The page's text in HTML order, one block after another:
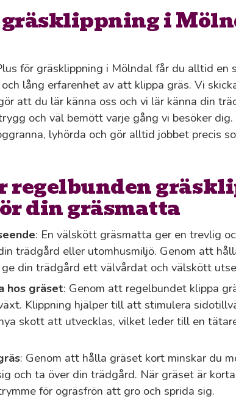
i
för gräsklippning i Mölndal får du alltid en
lång erfarenhet av att klippa gräs. Vi
att du lär känna oss och vi lär känna din
och väl bemött varje gång vi besöker
lyhörda och gör alltid jobbet precis
regelbunden
din gräsmatta
: En välskött gräsmatta ger en trevlig
trädgård eller utomhusmiljö. Genom att
din trädgård ett välvårdat och välskött
hos gräset: Genom att regelbundet klippa
Klippning hjälper till att stimulera
skott att utvecklas, vilket leder till en
: Genom att hålla gräset kort minskar du
och ta över din trädgård. När gräset är
för ogräsfrön att gro och sprida sig.